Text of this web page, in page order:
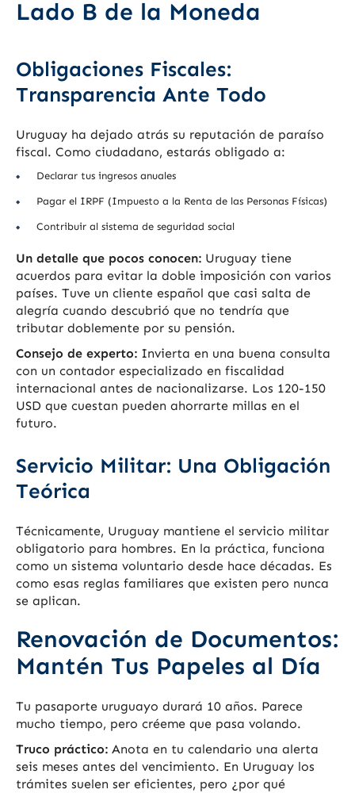
Lado B de la Moneda
Obligaciones Fiscales:
Transparencia Ante Todo
Uruguay ha dejado atrás su reputación de paraíso
fiscal. Como ciudadano, estarás obligado a:
Declarar tus ingresos anuales
Pagar el IRPF (Impuesto a la Renta de las Personas Físicas)
Contribuir al sistema de seguridad social
Un detalle que pocos conocen: Uruguay tiene
acuerdos para evitar la doble imposición con varios
países. Tuve un cliente español que casi salta de
alegría cuando descubrió que no tendría que
tributar doblemente por su pensión.
Consejo de experto: Invierta en una buena consulta
con un contador especializado en fiscalidad
internacional antes de nacionalizarse. Los 120-150
USD que cuestan pueden ahorrarte millas en el
futuro.
Servicio Militar: Una Obligación
Teórica
Técnicamente, Uruguay mantiene el servicio militar
obligatorio para hombres. En la práctica, funciona
como un sistema voluntario desde hace décadas. Es
como esas reglas familiares que existen pero nunca
se aplican.
Renovación de Documentos:
Mantén Tus Papeles al Día
Tu pasaporte uruguayo durará 10 años. Parece
mucho tiempo, pero créeme que pasa volando.
Truco práctico: Anota en tu calendario una alerta
seis meses antes del vencimiento. En Uruguay los
trámites suelen ser eficientes, pero ¿por qué